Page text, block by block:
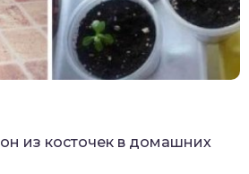
из косточек в домашних